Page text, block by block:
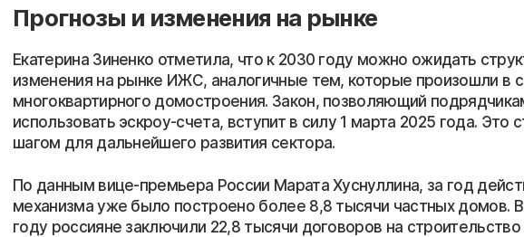
Прогнозы и изменения на рынке
Екатерина Зиненко отметила, что к 2030 году можно ожидать
изменения на рынке ИЖС, аналогичные тем, которые произошли в
многоквартирного домостроения. Закон, позволяющий
использовать эскроу-счета, вступит в силу 1 марта 2025 года. Это
шагом для дальнейшего развития сектора.
По данным вице-премьера России Марата Хуснуллина, за год
механизма уже было построено более 8,8 тысячи частных домов.
году россияне заключили 22,8 тысячи договоров на строительство